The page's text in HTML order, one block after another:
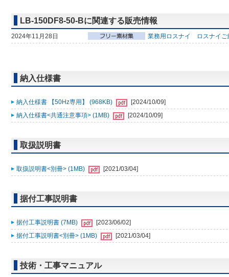
LB-150DF8-50-Bに関連する販売情報
2024年11月28日 業務用ロスナイ ロスナイご
納入仕様書
納入仕様書 【50Hz専用】 (968KB)
[2024/10/09]
納入仕様書<共通注意事項> (1MB)
[2024/10/09]
取扱説明書
取扱説明書<別冊> (1MB) [2021/03/04]
据付工事説明書
据付工事説明書 (7MB)
[2023/06/02]
据付工事説明書<別冊> (1MB)
[2021/03/04]
技術・工事マニュアル